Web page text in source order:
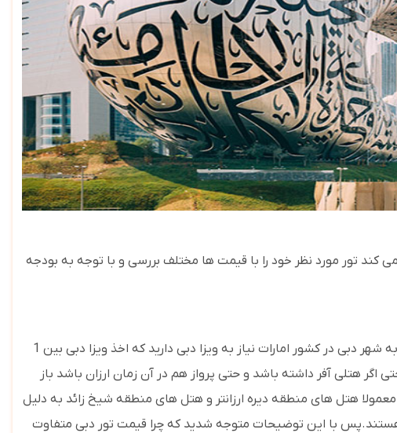
می توانید از آژانس سفر ایمن که بصورت روزانه تورهای دبی را با هتل های 3 تا 5 ستاره برگزار می کند تور مورد نظر خود را با قیمت ها مختلف بررسی و با توجه به بودجه
شاید برای شما سئوال باشد که قیمت تور دبی چگونه محاسبه می شود.باید اول این نکته را در نظر داشته باشید که برای رفتن به شهر دبی در کشور امارات نیاز به ویزا دبی دارید که اخذ ویزا دبی بین 1
اگر هتلی آفر داشته باشد و حتی پرواز هم در آن زمان ارزان باشد باز
هتل های منطقه دیره ارزانتر و هتل های منطقه شیخ زائد به دلیل
هستند.پس با این توضیحات متوجه شدید که چرا قیمت تور دبی متفاوت